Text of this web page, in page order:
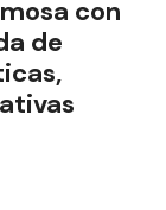
con
de